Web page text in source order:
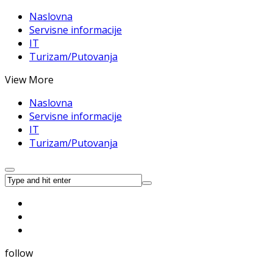
Naslovna
Servisne informacije
IT
Turizam/Putovanja
View More
Naslovna
Servisne informacije
IT
Turizam/Putovanja
follow